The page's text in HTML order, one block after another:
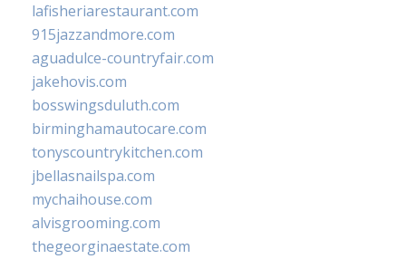
lafisheriarestaurant.com
915jazzandmore.com
aguadulce-countryfair.com
jakehovis.com
bosswingsduluth.com
birminghamautocare.com
tonyscountrykitchen.com
jbellasnailspa.com
mychaihouse.com
alvisgrooming.com
thegeorginaestate.com